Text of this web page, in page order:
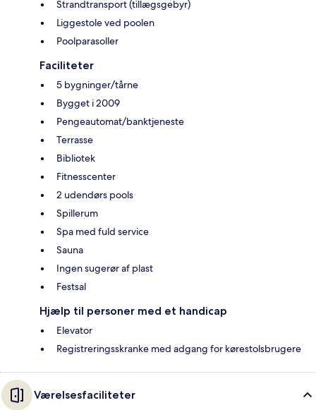
Strandtransport (tillægsgebyr)
Liggestole ved poolen
Poolparasoller
Faciliteter
5 bygninger/tårne
Bygget i 2009
Pengeautomat/banktjeneste
Terrasse
Bibliotek
Fitnesscenter
2 udendørs pools
Spillerum
Spa med fuld service
Sauna
Ingen sugerør af plast
Festsal
Hjælp til personer med et handicap
Elevator
Registreringsskranke med adgang for kørestolsbrugere
Værelsesfaciliteter